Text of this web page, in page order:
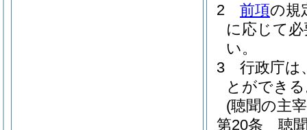
2
前項の規
に応じて
い。
3
行政庁は
とができ
(聴聞の主
第20条
聴